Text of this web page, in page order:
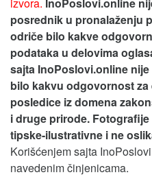
posrednik u pronalaženju
odriče bilo kakve
podataka u delovima
sajta InoPoslovi.online
bilo kakvu odgovornost
posledice iz domena
i druge prirode.
tipske-ilustrativne i ne
Korišćenjem sajta
navedenim činjenicama.